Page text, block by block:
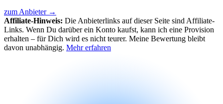
zum Anbieter →
Affiliate-Hinweis: Die Anbieterlinks auf dieser Seite sind Affiliate-
Links. Wenn Du darüber ein Konto kaufst, kann ich eine Provision
erhalten – für Dich wird es nicht teurer. Meine Bewertung bleibt
davon unabhängig. Mehr erfahren